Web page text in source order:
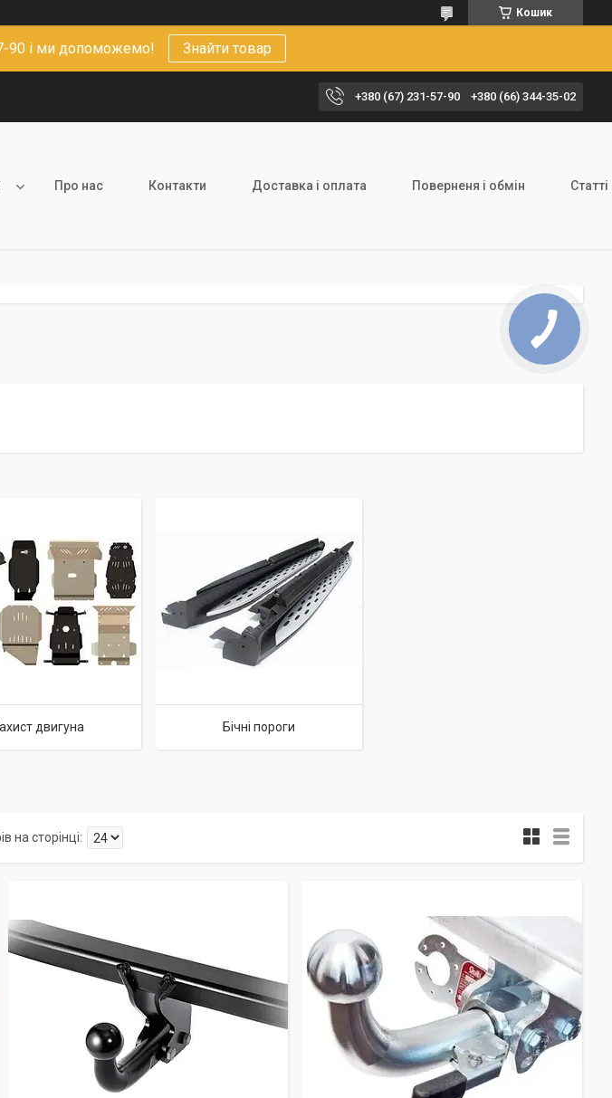
Кошик
90 і ми допоможемо! Знайти товар
+380 (67) 231-57-90 +380 (66) 344-35-02
Про нас Контакти Доставка і оплата Поверненя і обмін Статті
двигуна Бічні пороги